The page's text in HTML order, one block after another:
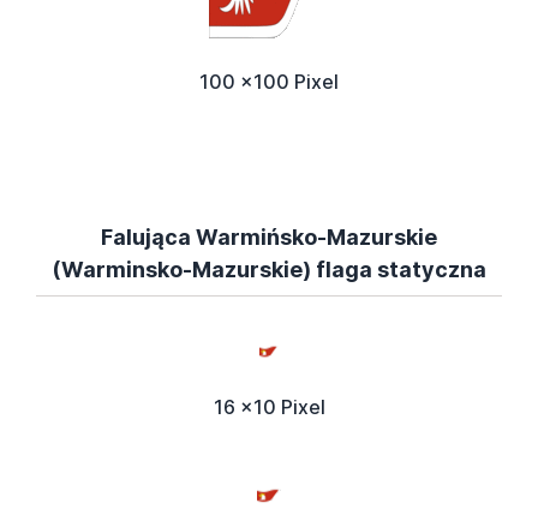
100 x100 Pixel
Falująca Warmińsko-Mazurskie
(Warminsko-Mazurskie) flaga statyczna
16 x10 Pixel